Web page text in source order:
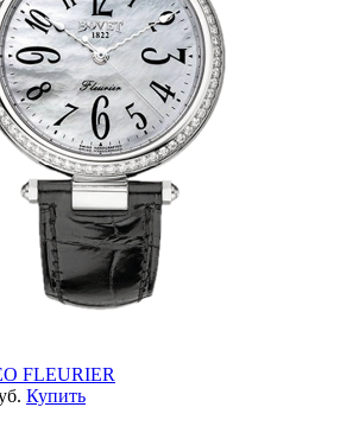
FLEURIER
Купить